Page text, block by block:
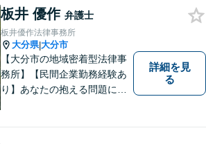
板井 優作 弁護士
板井優作法律事務所
大分県|大分市
【大分市の地域密着型法律事
務所】【民間企業勤務経験あ
り】あなたの抱える問題に、
詳細を見
る